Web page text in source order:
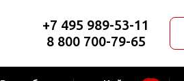
+7 495 989-53-11
8 800 700-79-65